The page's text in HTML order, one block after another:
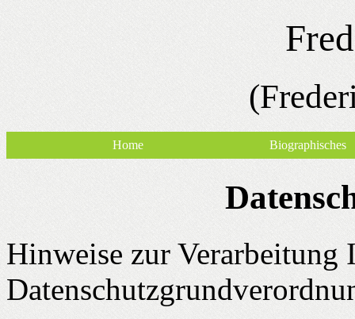
Home Biographisches
Hinweise zur Verarbeitung